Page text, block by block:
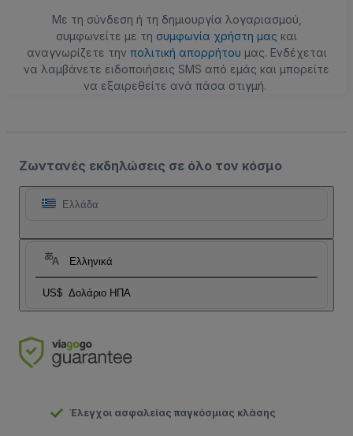
Με τη σύνδεση ή τη δημιουργία λογαριασμού,
συμφωνείτε με τη συμφωνία χρήστη μας και
αναγνωρίζετε την πολιτική απορρήτου μας. Ενδέχεται
να λαμβάνετε ειδοποιήσεις SMS από εμάς και μπορείτε
να εξαιρεθείτε ανά πάσα στιγμή.
Ζωντανές εκδηλώσεις σε όλο τον κόσμο
Ελλάδα
Ελληνικά
US$ Δολάριο ΗΠΑ
Έλεγχοι ασφαλείας παγκόσμιας κλάσης